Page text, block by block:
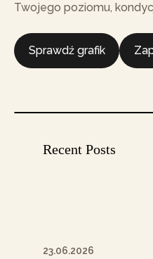
Twojego poziomu,
Sprawdź grafik
Recent Posts
23.06.2026